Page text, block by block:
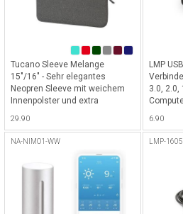
Tucano Sleeve Melange
15"/16" - Sehr elegantes
Neopren Sleeve mit weichem
Innenpolster und extra
15.6" - Dunkelgrau
29.90
LMP
3.0, 2.0,
6.90
NA-NIMO1-WW LMP-